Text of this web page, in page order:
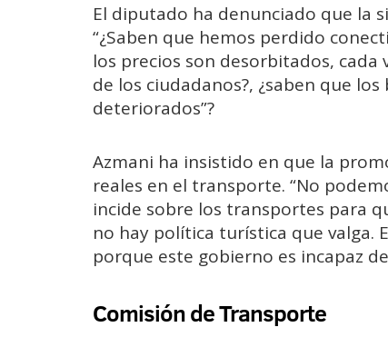
El diputado ha denunciado que la
“¿Saben que hemos perdido
los precios son desorbitados, cada
de los ciudadanos?, ¿saben que
deteriorados”?
Azmani ha insistido en que la
reales en el transporte. “No
incide sobre los transportes para
no hay política turística que valga.
porque este gobierno es incapaz
Comisión de Transporte